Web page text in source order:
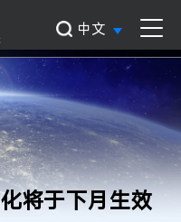
中文
将于下月生效